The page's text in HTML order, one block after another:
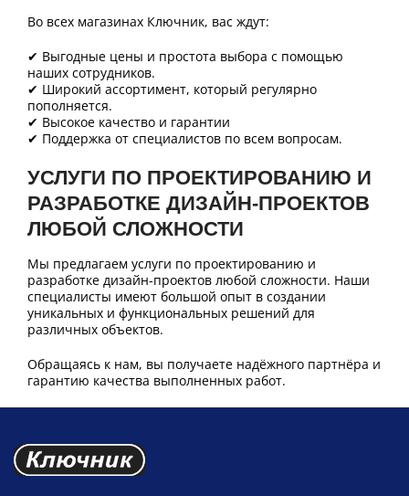
Во всех магазинах Ключник, вас ждут:
✔ Выгодные цены и простота выбора с помощью
наших сотрудников.
✔ Широкий ассортимент, который регулярно
пополняется.
✔ Высокое качество и гарантии
✔ Поддержка от специалистов по всем вопросам.
УСЛУГИ ПО ПРОЕКТИРОВАНИЮ И
РАЗРАБОТКЕ ДИЗАЙН-ПРОЕКТОВ
ЛЮБОЙ СЛОЖНОСТИ
Мы предлагаем услуги по проектированию и
разработке дизайн-проектов любой сложности. Наши
специалисты имеют большой опыт в создании
уникальных и функциональных решений для
различных объектов.
Обращаясь к нам, вы получаете надёжного партнёра и
гарантию качества выполненных работ.